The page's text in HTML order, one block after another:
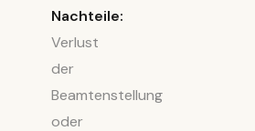
Nachteile:
Verlust
der
Beamtenstellung
oder